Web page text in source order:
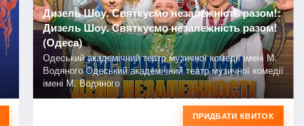
Дизель Шоу. Святкуємо незалежність разом!:
Дизель Шоу. Святкуємо незалежність разом!
(Одеса)
Одеський академічний театр музичної комедії імені М.
Водяного Одеський академічний театр музичної комедії
імені М. Водяного
ПРИДБАТИ КВИТОК